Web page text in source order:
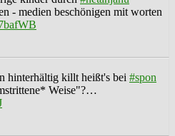
- medien beschönigen mit worten
hinterhältig killt heißt's bei #spon
Weise"?…